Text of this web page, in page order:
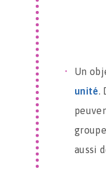
Un
unité.
aussi